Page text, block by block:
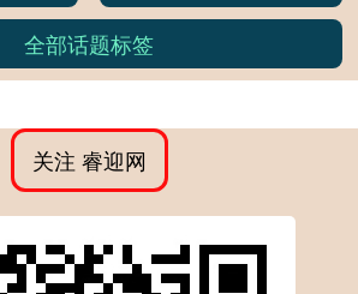
全部话题标签
关注 睿迎网